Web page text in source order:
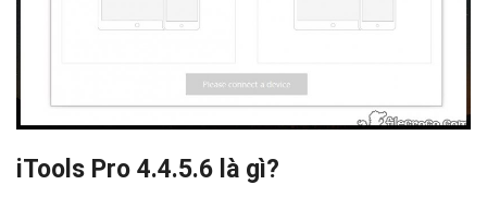
iTools Pro 4.4.5.6 là gì?